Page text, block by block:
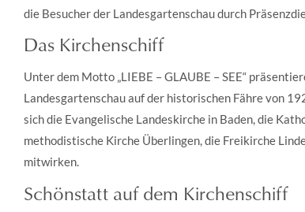
die Besucher der Landesgartenschau durch
Das Kirchenschiff
Unter dem Motto „LIEBE – GLAUBE – SEE“
Landesgartenschau auf der historischen Fähre von
sich die Evangelische Landeskirche in Baden, die
methodistische Kirche Überlingen, die Freikirche
mitwirken.
Schönstatt auf dem Kirchenschiff